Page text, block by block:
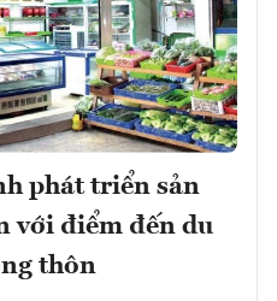
phát triển sản
với điểm đến du
thôn